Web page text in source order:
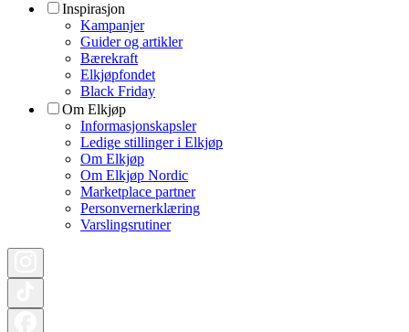
Inspirasjon
Kampanjer
Guider og artikler
Bærekraft
Elkjøpfondet
Black Friday
Om Elkjøp
Informasjonskapsler
Ledige stillinger i Elkjøp
Om Elkjøp
Om Elkjøp Nordic
Marketplace partner
Personvernerklæring
Varslingsrutiner